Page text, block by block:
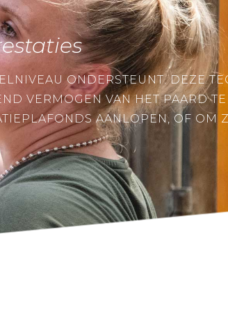
ONDERSTEUNT. DEZE
VERMOGEN VAN HET PAARD TE
AANLOPEN, OF OM